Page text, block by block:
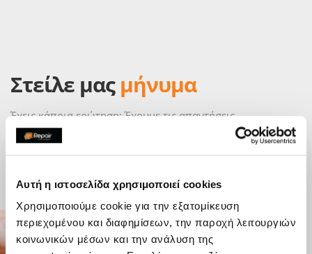
Αυτή η ιστοσελίδα χρησιμοποιεί cookies
Χρησιμοποιούμε cookie για την εξατομίκευση
περιεχομένου και διαφημίσεων, την παροχή λειτουργιών
κοινωνικών μέσων και την ανάλυση της
Στείλε μαςμήνυμα
Έχεις κάποια ερώτηση; Έχουμε τις απαντήσεις.
Στείλε μας μήνυμα γράφοντας τις ερωτήσεις, τα σχόλια ή
τις εντυπώσεις σου απευθείας στο κατάστημα και θα
επικοινωνήσουμε μαζί σου το συντομότερο δυνατόν.